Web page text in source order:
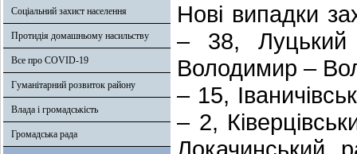
Соціальний захист населення
Протидія домашньому насильству
Все про COVID-19
Гуманітарний розвиток району
Влада і громадськість
Громадська рада
Нові випадки
– 38,
Володимир –
– 15,
– 2,